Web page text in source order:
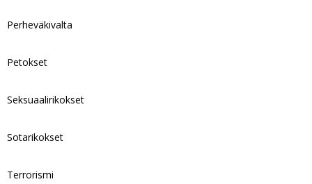
Perheväkivalta
Petokset
Seksuaalirikokset
Sotarikokset
Terrorismi